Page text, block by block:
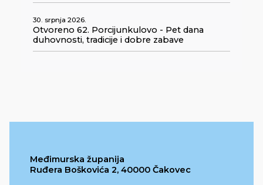
30. srpnja 2026.
Otvoreno 62. Porcijunkulovo - Pet dana
duhovnosti, tradicije i dobre zabave
Međimurska županija
Ruđera Boškovića 2, 40000 Čakovec